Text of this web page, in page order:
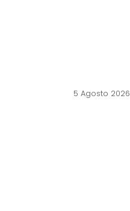
5 Agosto 2026